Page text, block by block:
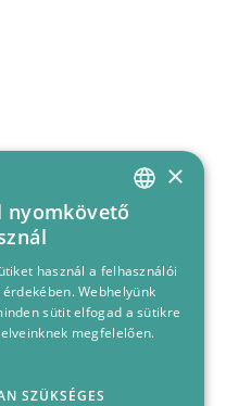
HUNGARIAN
×
nyomkövető
használ a felhasználói
Webhelyünk
sütit elfogad a sütikre
megfelelően.
SZÜKSÉGES